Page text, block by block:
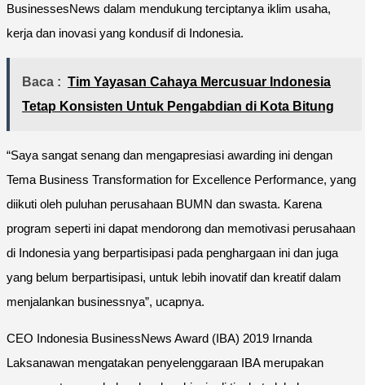
BusinessesNews dalam mendukung terciptanya iklim usaha,
kerja dan inovasi yang kondusif di Indonesia.
Baca : Tim Yayasan Cahaya Mercusuar Indonesia
Tetap Konsisten Untuk Pengabdian di Kota Bitung
“Saya sangat senang dan mengapresiasi awarding ini dengan
Tema Business Transformation for Excellence Performance, yang
diikuti oleh puluhan perusahaan BUMN dan swasta. Karena
program seperti ini dapat mendorong dan memotivasi perusahaan
di Indonesia yang berpartisipasi pada penghargaan ini dan juga
yang belum berpartisipasi, untuk lebih inovatif dan kreatif dalam
menjalankan businessnya”, ucapnya.
CEO Indonesia BusinessNews Award (IBA) 2019 Irnanda
Laksanawan mengatakan penyelenggaraan IBA merupakan